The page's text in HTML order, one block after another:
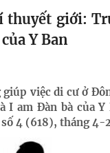
giới:
Y Ban
việc di cư ở
am Đàn bà của
4 (618), tháng 4-